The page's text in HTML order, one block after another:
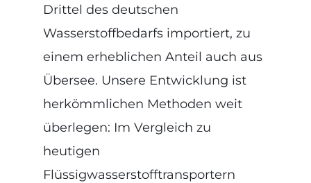
Drittel des deutschen
Wasserstoffbedarfs importiert, zu
einem erheblichen Anteil auch aus
Übersee. Unsere Entwicklung ist
herkömmlichen Methoden weit
überlegen: Im Vergleich zu
heutigen
Flüssigwasserstofftransportern